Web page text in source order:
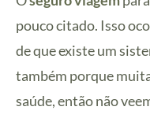
pouco citado. Isso
de que existe um
também porque
saúde, então não